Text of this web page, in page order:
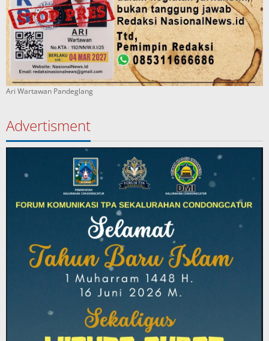
Ari Wartawan Pandeglang
Advertisment